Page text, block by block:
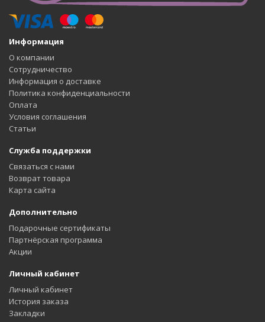
Информация
О компании
Сотрудничество
Информация о доставке
Политика конфиденциальности
Оплата
Условия соглашения
Статьи
Служба поддержки
Связаться с нами
Возврат товара
Карта сайта
Дополнительно
Подарочные сертификаты
Партнёрская программа
Акции
Личный кабинет
Личный кабинет
История заказа
Закладки